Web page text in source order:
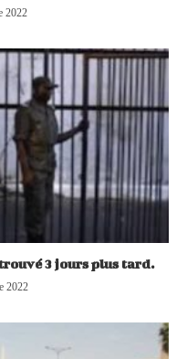
2022
3 jours plus tard.
2022